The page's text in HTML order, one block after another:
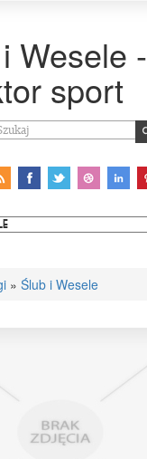
Wesele -
sport
» Ślub i Wesele